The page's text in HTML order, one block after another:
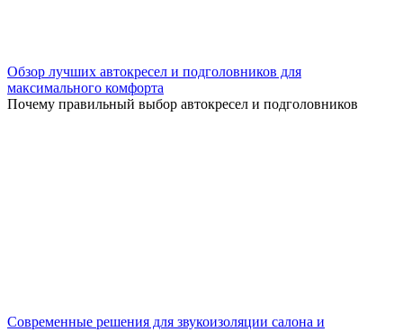
Обзор лучших автокресел и подголовников для
максимального комфорта
Почему правильный выбор автокресел и подголовников
Современные решения для звукоизоляции салона и